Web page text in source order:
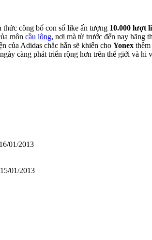
thức công bố con số like ấn tượng 10.000 lượt
môn cầu lông, nơi mà từ trước đến nay hãng
của Adidas chắc hẳn sẽ khiến cho Yonex
ngày càng phát triển rộng hơn trên thế giới và hi
16/01/2013
15/01/2013